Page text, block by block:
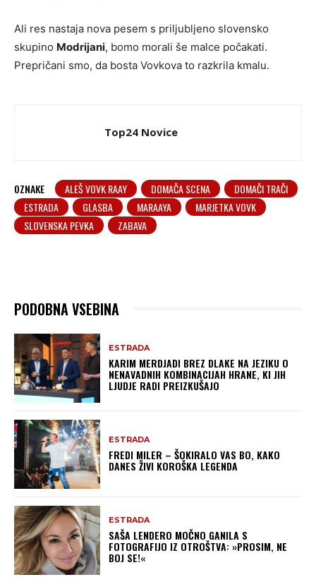
Ali res nastaja nova pesem s priljubljeno slovensko
skupino Modrijani, bomo morali še malce počakati.
Prepričani smo, da bosta Vovkova to razkrila kmalu.
Top24 Novice
OZNAKE ALEŠ VOVK RAAY DOMAČA SCENA
DOMAČI TRAČI
ESTRADA
GLASBA MARAAYA
MARJETKA VOVK
SLOVENSKA PEVKA
ZABAVA
PODOBNA VSEBINA
ESTRADA
KARIM MERDJADI BREZ DLAKE NA JEZIKU O
NENAVADNIH KOMBINACIJAH HRANE, KI JIH
LJUDJE RADI PREIZKUŠAJO
ESTRADA
FREDI MILER – ŠOKIRALO VAS BO, KAKO
DANES ŽIVI KOROŠKA LEGENDA
ESTRADA
SAŠA LENDERO MOČNO GANILA S
FOTOGRAFIJO IZ OTROŠTVA: »PROSIM, NE
BOJ SE!«